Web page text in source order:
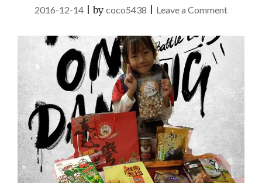
2016-12-14 |by coco5438 Leave a Commenton
台
名
產
代
購